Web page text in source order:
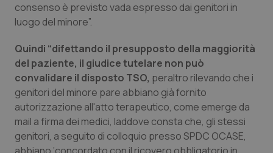
Quotidiano Cardiologia
Quotidiano Oncologia
Quotidiano Pediatria
Rene & patologie urogenitali
consenso è previsto vada espresso dai genitori in
luogo del minore”.
Quindi “difettando il presupposto della maggiorità
del paziente, il giudice tutelare non può
convalidare il disposto TSO, peraltro rilevando che i
genitori del minore pare abbiano già fornito
autorizzazione all'atto terapeutico, come emerge da
mail a firma dei medici, laddove consta che, gli stessi
genitori, a seguito di colloquio presso SPDC OCASE,